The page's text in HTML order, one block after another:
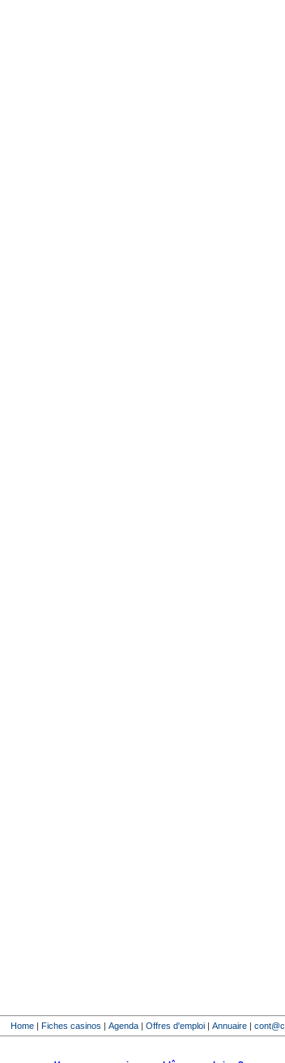
Home | Fiches casinos | Agenda | Offres d'emploi | Annuaire |